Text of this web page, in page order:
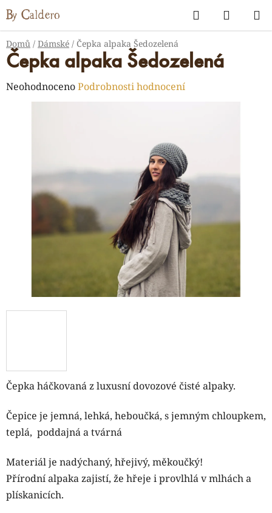
Přejít
na
obsah
Hledat
KOŠÍK
Domů / Dámské / Čepka alpaka Šedozelená
Čepka háčkovaná z luxusní dovozové čisté alpaky.
Čepice je jemná, lehká, heboučká, s jemným chloupkem,
teplá, poddajná a tvárná
Materiál je nadýchaný, hřejivý, měkoučký!
Přírodní alpaka zajistí, že hřeje i provlhlá v mlhách a
plískanicích.
Čepka alpaka Šedozelená
Průměrné
hodnocení
hvězdiček.
NeohodnocenoPodrobnosti hodnocení